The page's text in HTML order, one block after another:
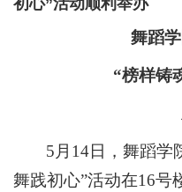
初心”活动顺利举办
舞蹈
“榜样铸
5月14日，舞蹈学
舞践初心”活动在16号